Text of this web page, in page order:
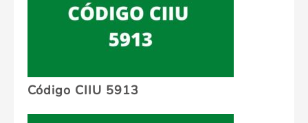
Código CIIU 5913